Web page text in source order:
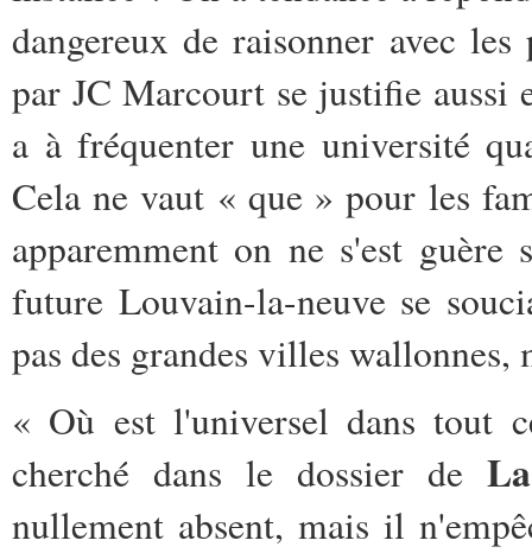
dangereux de raisonner avec
par JC Marcourt se justifie
a à fréquenter une université
Cela ne vaut « que » pour les
apparemment on ne s'est
future Louvain-la-neuve se
pas des grandes villes wallonnes,
« Où est l'universel dans tout
cherché dans le dossier de
nullement absent, mais il